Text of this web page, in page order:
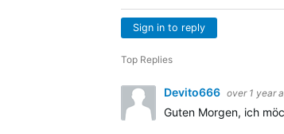
Sign in to reply
Top Replies
Devito666 over 1 year
Guten Morgen, ich